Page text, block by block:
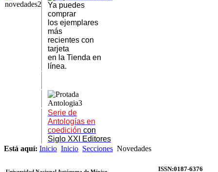
Ya puedes
comprar
los ejemplares
más
recientes con
tarjeta
en la Tienda en
línea.
Serie de
Antologías en
coedición con
Siglo XXI Editores
Está aquí: Inicio Inicio Secciones Novedades
ISSN:0187-6376